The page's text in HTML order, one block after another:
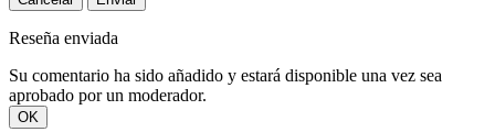
Reseña enviada
Su comentario ha sido añadido y estará disponible una vez sea
aprobado por un moderador.
OK